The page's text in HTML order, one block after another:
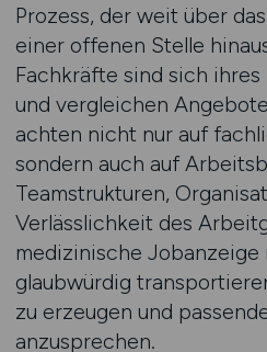
Prozess, der weit über
einer offenen Stelle
Fachkräfte sind sich
und vergleichen
achten nicht nur auf
sondern auch auf
Teamstrukturen,
Verlässlichkeit des
medizinische Jobanzeige
glaubwürdig
zu erzeugen und
anzusprechen.